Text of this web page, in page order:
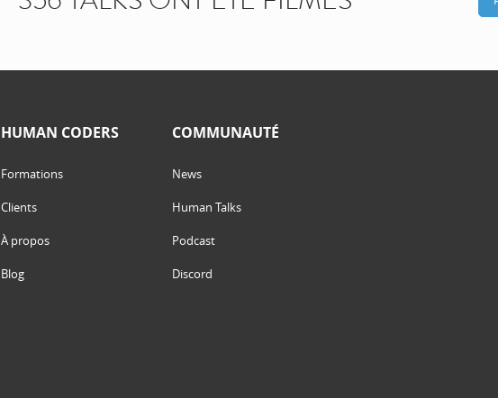
HUMAN CODERS
Formations
Clients
À propos
Blog
COMMUNAUTÉ
News
Human Talks
Podcast
Discord